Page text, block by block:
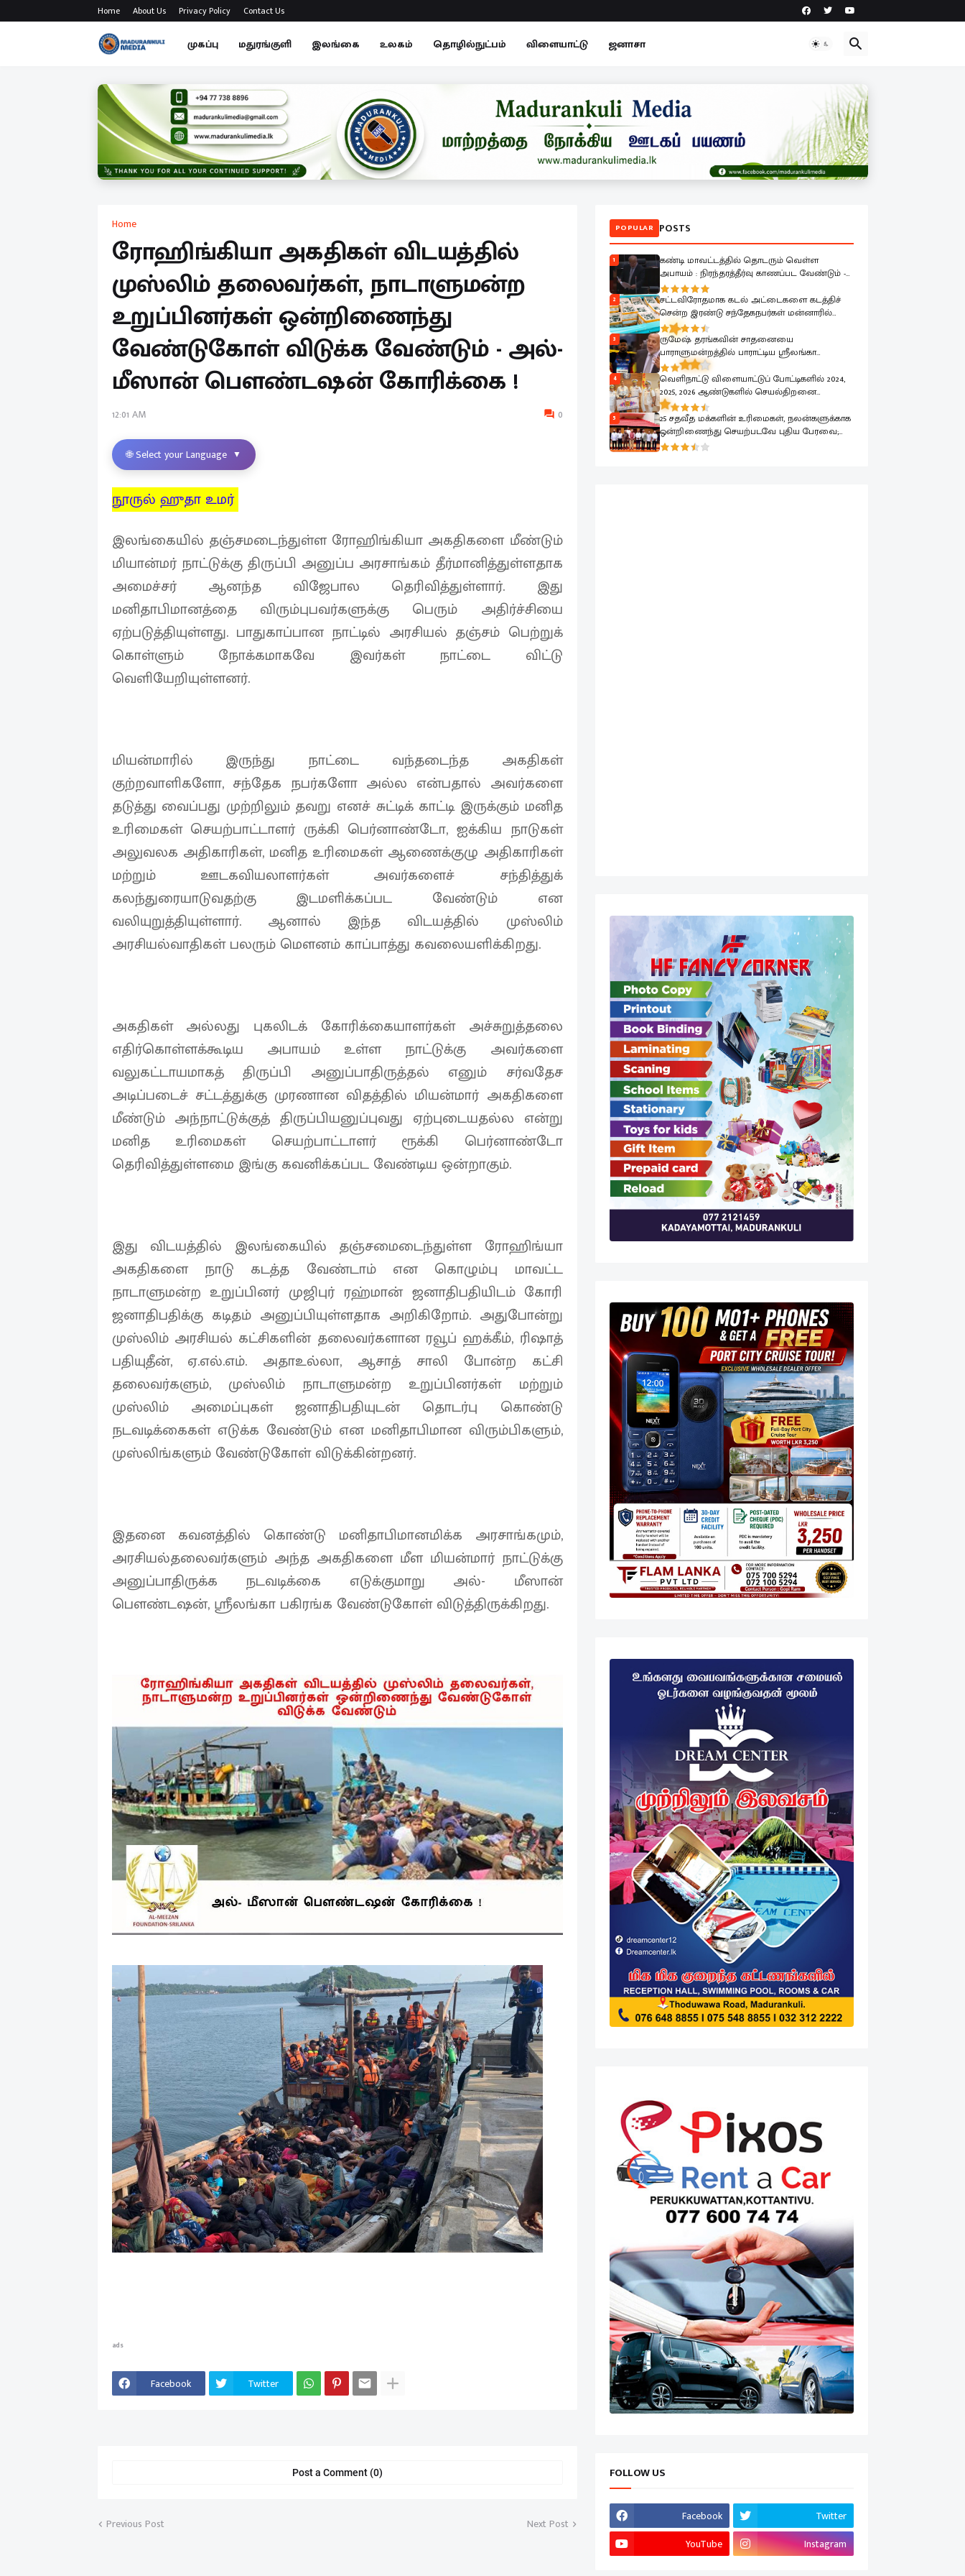
Home About Us Privacy Policy Contact Us
முகப்பு மதுரங்குளி இலங்கை உலகம் தொழில்நுட்பம் விளையாட்டு ஜனாசா
Home
ரோஹிங்கியா அகதிகள் விடயத்தில்
முஸ்லிம் தலைவர்கள், நாடாளுமன்ற
உறுப்பினர்கள் ஒன்றிணைந்து
வேண்டுகோள் விடுக்க வேண்டும் - அல்-
மீஸான் பௌண்டஷன் கோரிக்கை !
12:01 AM 0
🌐 Select your Language ▼
நூருல் ஹுதா உமர்
இலங்கையில் தஞ்சமடைந்துள்ள ரோஹிங்கியா அகதிகளை மீண்டும்
மியான்மர் நாட்டுக்கு திருப்பி அனுப்ப அரசாங்கம் தீர்மானித்துள்ளதாக
அமைச்சர் ஆனந்த விஜேபால தெரிவித்துள்ளார். இது
மனிதாபிமானத்தை விரும்புபவர்களுக்கு பெரும் அதிர்ச்சியை
ஏற்படுத்தியுள்ளது. பாதுகாப்பான நாட்டில் அரசியல் தஞ்சம் பெற்றுக்
கொள்ளும் நோக்கமாகவே இவர்கள் நாட்டை விட்டு
வெளியேறியுள்ளனர்.
மியன்மாரில் இருந்து நாட்டை வந்தடைந்த அகதிகள்
குற்றவாளிகளோ, சந்தேக நபர்களோ அல்ல என்பதால் அவர்களை
தடுத்து வைப்பது முற்றிலும் தவறு எனச் சுட்டிக் காட்டி இருக்கும் மனித
உரிமைகள் செயற்பாட்டாளர் ருக்கி பெர்னாண்டோ, ஐக்கிய நாடுகள்
அலுவலக அதிகாரிகள், மனித உரிமைகள் ஆணைக்குழு அதிகாரிகள்
மற்றும் ஊடகவியலாளர்கள் அவர்களைச் சந்தித்துக்
கலந்துரையாடுவதற்கு இடமளிக்கப்பட வேண்டும் என
வலியுறுத்தியுள்ளார். ஆனால் இந்த விடயத்தில் முஸ்லிம்
அரசியல்வாதிகள் பலரும் மௌனம் காப்பாத்து கவலையளிக்கிறது.
அகதிகள் அல்லது புகலிடக் கோரிக்கையாளர்கள் அச்சுறுத்தலை
எதிர்கொள்ளக்கூடிய அபாயம் உள்ள நாட்டுக்கு அவர்களை
வலுகட்டாயமாகத் திருப்பி அனுப்பாதிருத்தல் எனும் சர்வதேச
அடிப்படைச் சட்டத்துக்கு முரணான விதத்தில் மியன்மார் அகதிகளை
மீண்டும் அந்நாட்டுக்குத் திருப்பியனுப்புவது ஏற்புடையதல்ல என்று
மனித உரிமைகள் செயற்பாட்டாளர் ரூக்கி பெர்னாண்டோ
தெரிவித்துள்ளமை இங்கு கவனிக்கப்பட வேண்டிய ஒன்றாகும்.
இது விடயத்தில் இலங்கையில் தஞ்சமைடைந்துள்ள ரோஹிங்யா
அகதிகளை நாடு கடத்த வேண்டாம் என கொழும்பு மாவட்ட
நாடாளுமன்ற உறுப்பினர் முஜிபுர் ரஹ்மான் ஜனாதிபதியிடம் கோரி
ஜனாதிபதிக்கு கடிதம் அனுப்பியுள்ளதாக அறிகிறோம். அதுபோன்று
முஸ்லிம் அரசியல் கட்சிகளின் தலைவர்களான ரவூப் ஹக்கீம், ரிஷாத்
பதியுதீன், ஏ.எல்.எம். அதாஉல்லா, ஆசாத் சாலி போன்ற கட்சி
தலைவர்களும், முஸ்லிம் நாடாளுமன்ற உறுப்பினர்கள் மற்றும்
முஸ்லிம் அமைப்புகள் ஜனாதிபதியுடன் தொடர்பு கொண்டு
நடவடிக்கைகள் எடுக்க வேண்டும் என மனிதாபிமான விரும்பிகளும்,
முஸ்லிங்களும் வேண்டுகோள் விடுக்கின்றனர்.
இதனை கவனத்தில் கொண்டு மனிதாபிமானமிக்க அரசாங்கமும்,
அரசியல்தலைவர்களும் அந்த அகதிகளை மீள மியன்மார் நாட்டுக்கு
அனுப்பாதிருக்க நடவடிக்கை எடுக்குமாறு அல்- மீஸான்
பௌண்டஷன், ஸ்ரீலங்கா பகிரங்க வேண்டுகோள் விடுத்திருக்கிறது.
ads
Facebook Twitter
Post a Comment (0)
Previous Post Next Post
POPULAR POSTS
1
கண்டி மாவட்டத்தில் தொடரும் வெள்ள
அபாயம் : நிரந்தரத்தீர்வு காணப்பட வேண்டும் -
பாராளுமன்றத்தில் ரவூப் ஹக்கீம் வலியுறுத்தல்
2
சட்டவிரோதமாக கடல் அட்டைகளை கடத்திச்
சென்ற இரண்டு சந்தேகநபர்கள் மன்னாரில்
கைது
3
ருமேஷ் தரங்கவின் சாதனையை
பாராளுமன்றத்தில் பாராட்டிய ஸ்ரீலங்கா
முஸ்லிம் காங்கிரஸ் தலைவர் ரவூப் ஹக்கீம்
4
வெளிநாட்டு விளையாட்டுப் போட்டிகளில் 2024,
2025, 2026 ஆண்டுகளில் செயல்திறனை
வெளிப்படுத்திய கடற்படை வீரர்கள் கௌரவிப்பு
5
25 சதவீத மக்களின் உரிமைகள், நலன்களுக்காக
ஒன்றிணைந்து செயற்படவே புதிய பேரவை;
இந்திய உயர்ஸ்தானிகரிடம் எடுத்துரைப்பு.!
FOLLOW US
Facebook
Twitter
YouTube
Instagram